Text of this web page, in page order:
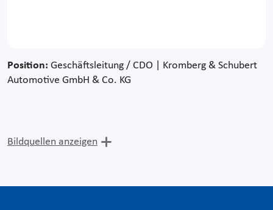
Position: Geschäftsleitung / CDO | Kromberg & Schubert
Automotive GmbH & Co. KG
Bildquellen anzeigen